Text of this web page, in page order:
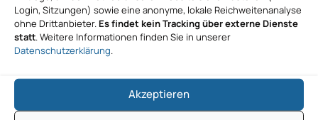
Login, Sitzungen) sowie eine anonyme, lokale Reichweitenanalyse
ohne Drittanbieter. Es findet kein Tracking über externe Dienste
statt. Weitere Informationen finden Sie in unserer
Datenschutzerklärung.
Akzeptieren
mytalents GmbH
mytalents GmbH